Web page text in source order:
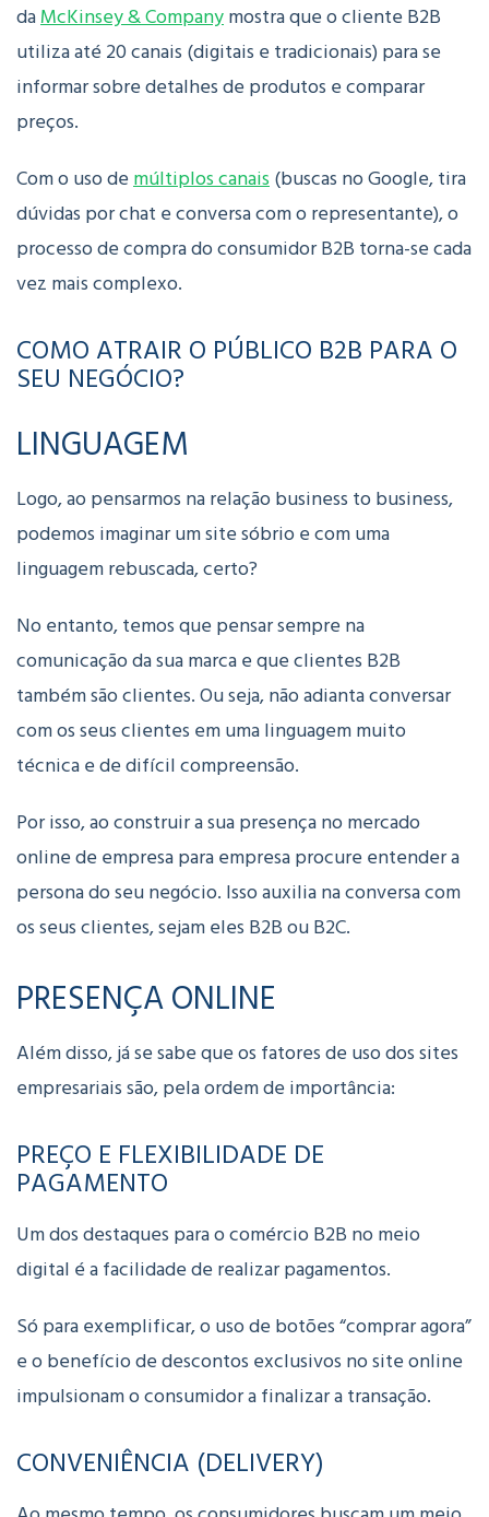
daMcKinsey & Companymostra que o cliente B2B
utiliza até 20 canais (digitais e tradicionais) para se
informar sobre detalhes de produtos e comparar
preços.
Com o uso demúltiplos canais(buscas no Google, tira
dúvidas por chat e conversa com o representante), o
processo de compra do consumidor B2B torna-se cada
vez mais complexo.
COMO ATRAIR O PÚBLICO B2B PARA O
SEU NEGÓCIO?
LINGUAGEM
Logo, ao pensarmos na relação business to business,
podemos imaginar um site sóbrio e com uma
linguagem rebuscada, certo?
No entanto, temos que pensar sempre na
comunicação da sua marca e que clientes B2B
também são clientes.Ou seja, não adianta conversar
com os seus clientes em uma linguagem muito
técnica e de difícil compreensão.
Por isso, ao construir a sua presença no mercado
online de empresa para empresa procure entender a
persona do seu negócio. Isso auxilia na conversa com
os seus clientes, sejam eles B2B ou B2C.
PRESENÇA ONLINE
Além disso, já se sabe que os fatores de uso dos sites
empresariais são, pela ordem de importância:
PREÇO E FLEXIBILIDADE DE
PAGAMENTO
Um dos destaques para o comércio B2B no meio
digital é a facilidade de realizar pagamentos.
Só para exemplificar, o uso de botões “comprar agora”
e o benefício de descontos exclusivos no site online
impulsionam o consumidor a finalizar a transação.
CONVENIÊNCIA (DELIVERY)